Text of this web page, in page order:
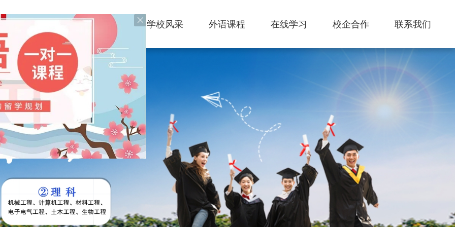
学校概况 学校动态 学校风采 外语课程 在线学习 校企合作 联系我们